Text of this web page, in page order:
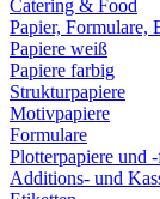
Catering & Food
Papier, Formulare,
Papiere weiß
Papiere farbig
Strukturpapiere
Motivpapiere
Formulare
Plotterpapiere und
Additions- und